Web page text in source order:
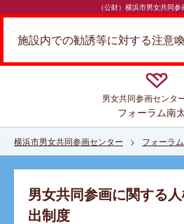
（公財）横浜市男女共同
施設内での勧誘等に対する注意
男女共同参画センタ
フォーラム南
横浜市男女共同参画センター フォーラ
男女共同参画に関する
出制度